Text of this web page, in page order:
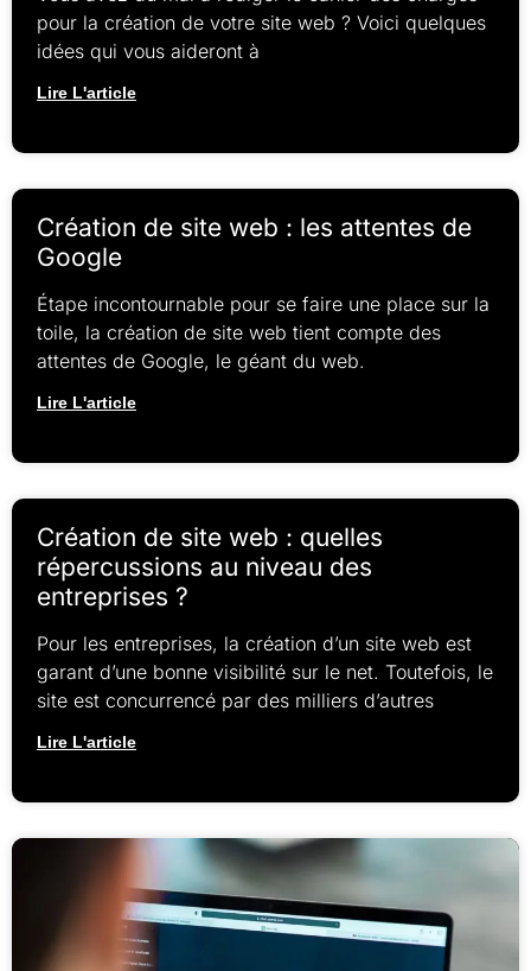
pour la création de votre site web ? Voici quelques
idées qui vous aideront à
Lire L'article
Création de site web : les attentes de
Google
Étape incontournable pour se faire une place sur la
toile, la création de site web tient compte des
attentes de Google, le géant du web.
Lire L'article
Création de site web : quelles
répercussions au niveau des
entreprises ?
Pour les entreprises, la création d’un site web est
garant d’une bonne visibilité sur le net. Toutefois, le
site est concurrencé par des milliers d’autres
Lire L'article